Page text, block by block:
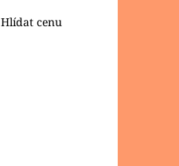
Hlídat cenu